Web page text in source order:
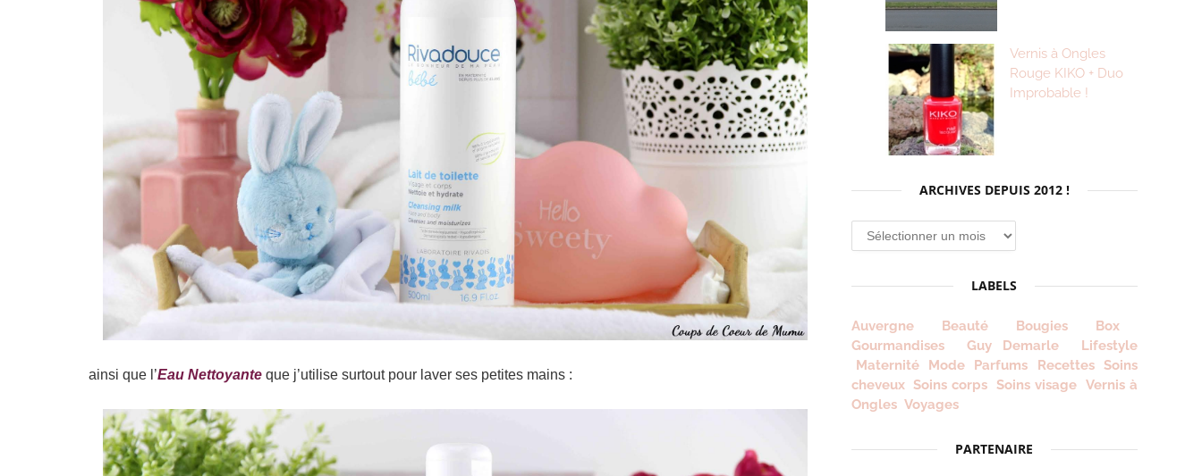
ainsi que l’Eau Nettoyanteque j’utilise surtout pour laver ses petites mains :
Vernis à Ongles
Rouge KIKO + Duo
Improbable !
ARCHIVES DEPUIS 2012 !
Archives
depuis
!
LABELS
Auvergne Beauté Bougies
Box
Gourmandises
Guy Demarle
Lifestyle
Maternité
Mode Parfums Recettes Soins
cheveux Soins corps Soins visage Vernis à
Ongles Voyages
PARTENAIRE